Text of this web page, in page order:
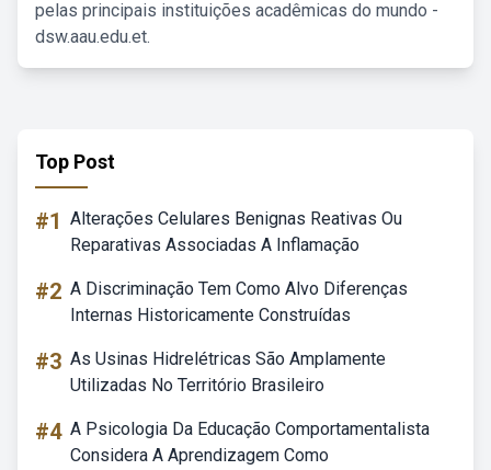
pelas principais instituições acadêmicas do mundo -
dsw.aau.edu.et.
Top Post
#1 Alterações Celulares Benignas Reativas Ou
Reparativas Associadas A Inflamação
#2 A Discriminação Tem Como Alvo Diferenças
Internas Historicamente Construídas
#3 As Usinas Hidrelétricas São Amplamente
Utilizadas No Território Brasileiro
#4 A Psicologia Da Educação Comportamentalista
Considera A Aprendizagem Como